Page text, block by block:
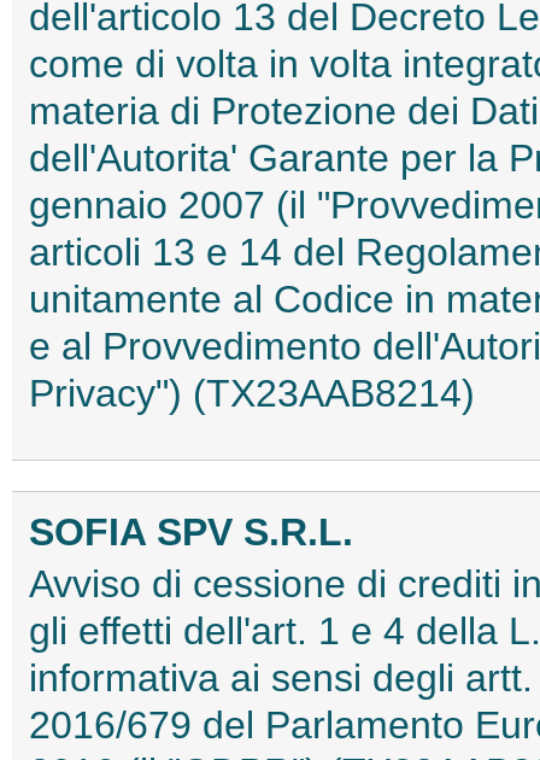
dell'articolo 13 del Decreto
come di volta in volta
materia di Protezione dei
dell'Autorita' Garante per la
gennaio 2007 (il
articoli 13 e 14 del
unitamente al Codice in
e al Provvedimento
Privacy") (TX23AAB8214)
SOFIA SPV S.R.L.
Avviso di cessione di crediti
gli effetti dell'art. 1 e 4 della
informativa ai sensi degli
2016/679 del Parlamento